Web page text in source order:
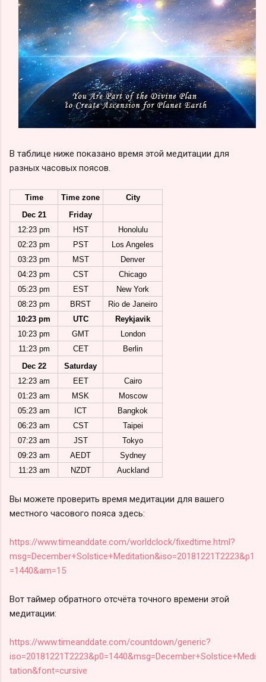
В таблице ниже показано время этой медитации для
разных часовых поясов.
Time Time zone
City
Dec 21
Friday
12:23 pm
HST
Honolulu
02:23 pm
PST
Los Angeles
03:23 pm
MST
Denver
04:23 pm
CST
Chicago
05:23 pm
EST
New York
08:23 pm
BRST
Rio de Janeiro
10:23 pm
UTC
Reykjavik
10:23 pm
GMT
London
11:23 pm
CET
Berlin
Dec 22
Saturday
12:23 am
EET
Cairo
01:23 am
MSK
Moscow
05:23 am
ICT
Bangkok
06:23 am
CST
Taipei
07:23 am
JST
Tokyo
09:23 am
AEDT
Sydney
11:23 am
NZDT Auckland
Вы можете проверить время медитации для вашего
местного часового пояса здесь:
https://www.timeanddate.com/worldclock/fixedtime.html?
msg=December+Solstice+Meditation&iso=20181221T2223&p1
=1440&am=15
Вот таймер обратного отсчёта точного времени этой
медитации:
https://www.timeanddate.com/countdown/generic?
iso=20181221T2223&p0=1440&msg=December+Solstice+Medi
tation&font=cursive